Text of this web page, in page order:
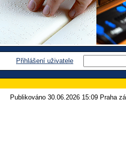
Přihlášení uživatele
Publikováno 30.06.2026 15:09 Praha